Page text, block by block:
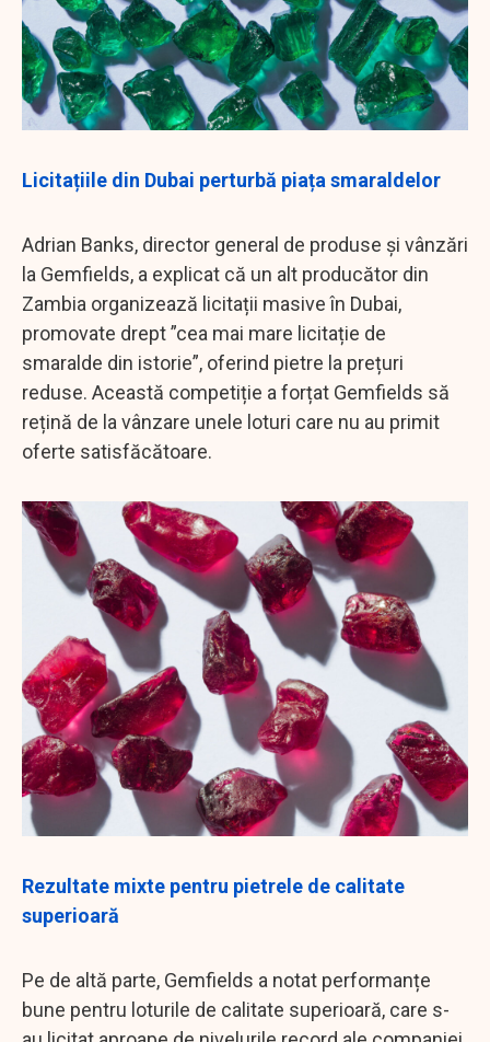
Licitațiile din Dubai perturbă piața smaraldelor
Adrian Banks, director general de produse și vânzări
la Gemfields, a explicat că un alt producător din
Zambia organizează licitații masive în Dubai,
promovate drept ”cea mai mare licitație de
smaralde din istorie”, oferind pietre la prețuri
reduse. Această competiție a forțat Gemfields să
rețină de la vânzare unele loturi care nu au primit
oferte satisfăcătoare.
Rezultate mixte pentru pietrele de calitate
superioară
Pe de altă parte, Gemfields a notat performanțe
bune pentru loturile de calitate superioară, care s-